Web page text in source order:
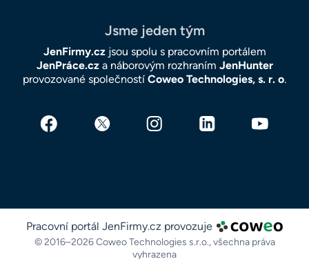
Jsme jeden tým
JenFirmy.czjsou spolu s pracovním portálem
JenPráce.cza náborovým rozhraním JenHunter
provozované společností Coweo Technologies, s. r. o.
Pracovní portál JenFirmy.cz provozuje
© 2016–2026 Coweo Technologies s.r.o.,všechna práva
vyhrazena